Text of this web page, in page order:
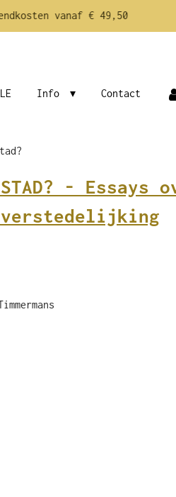
vanaf € 49,50
Info Contact
STAD? -